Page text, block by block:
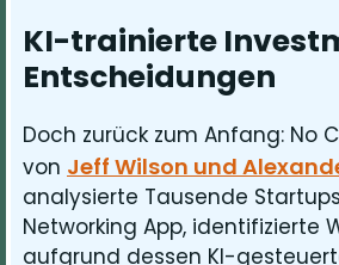
KI-trainierte
Entscheidungen
Doch zurück zum Anfang: No
von Jeff Wilson und
analysierte Tausende
Networking App, identifizierte
aufgrund dessen KI-